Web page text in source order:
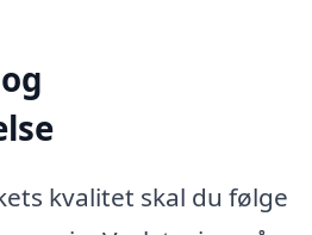
kvalitet skal du følge